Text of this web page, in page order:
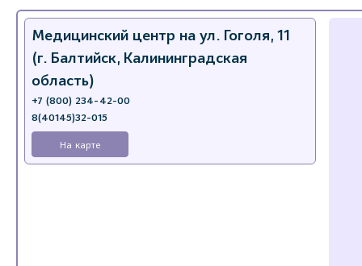
Медицинский центр на ул. Гоголя, 11
(г. Балтийск, Калининградская
область)
+7 (800) 234-42-00
8(40145)32-015
На карте